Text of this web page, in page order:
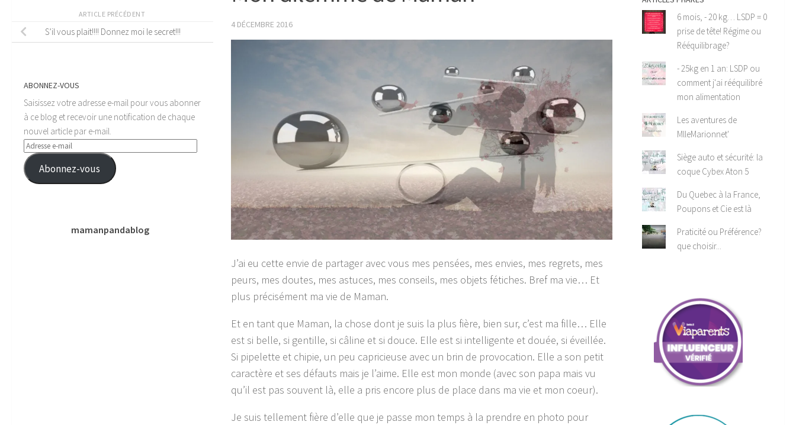
4 DÉCEMBRE 2016
J’ai eu cette envie de partager avec vous mes pensées, mes envies, mes regrets, mes
peurs, mes doutes, mes astuces, mes conseils, mes objets fétiches. Bref ma vie… Et
plus précisément ma vie de Maman.
Et en tant que Maman, la chose dont je suis la plus fière, bien sur, c’est ma fille… Elle
est si belle, si gentille, si câline et si douce. Elle est si intelligente et douée, si éveillée.
Si pipelette et chipie, un peu capricieuse avec un brin de provocation. Elle a son petit
caractère et ses défauts mais je l’aime. Elle est mon monde (avec son papa mais vu
qu’il est pas souvent là, elle a pris encore plus de place dans ma vie et mon coeur).
Je suis tellement fière d’elle que je passe mon temps à la prendre en photo pour
ARTICLE PRÉCÉDENT
S’il vous plait!!!! Donnez moi le secret!!!
ABONNEZ-VOUS
Saisissez votre adresse e-mail pour vous abonner
à ce blog et recevoir une notification de chaque
nouvel article par e-mail.
Adresse
e-
mail
Abonnez-vous
mamanpandablog
6 mois, - 20 kg… LSDP = 0
prise de tête! Régime ou
Rééquilibrage?
- 25kg en 1 an: LSDP ou
comment j'ai rééquilibré
mon alimentation
Les aventures de
MlleMarionnet'
Siège auto et sécurité: la
coque Cybex Aton 5
Du Quebec à la France,
Poupons et Cie est là
Praticité ou Préférence?
que choisir...